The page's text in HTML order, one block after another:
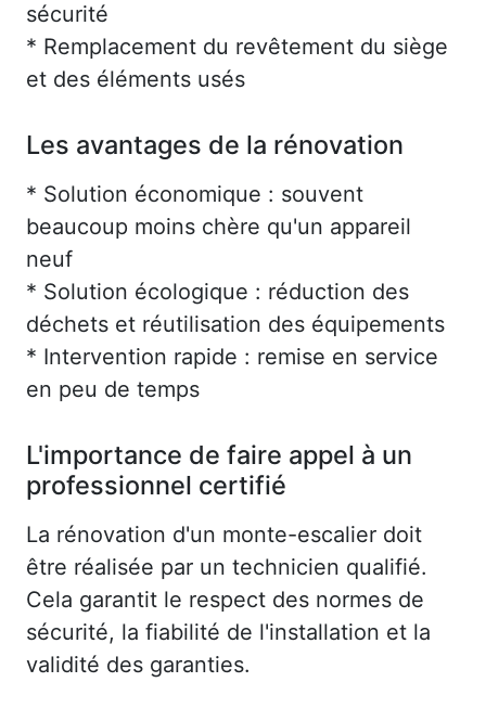
sécurité
* Remplacement du revêtement du siège
et des éléments usés
Les avantages de la rénovation
* Solution économique : souvent
beaucoup moins chère qu'un appareil
neuf
* Solution écologique : réduction des
déchets et réutilisation des équipements
* Intervention rapide : remise en service
en peu de temps
L'importance de faire appel à un
professionnel certifié
La rénovation d'un monte-escalier doit
être réalisée par un technicien qualifié.
Cela garantit le respect des normes de
sécurité, la fiabilité de l'installation et la
validité des garanties.